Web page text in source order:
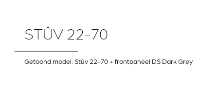
STÛV 22-70
Getoond model: Stûv 22-70 + frontpaneel DS Dark Grey